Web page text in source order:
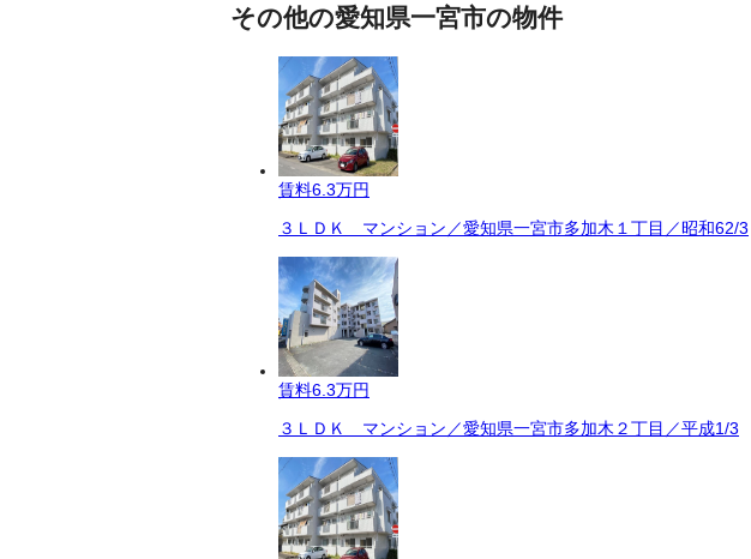
その他の愛知県一宮市の物件
賃料6.3万円
３ＬＤＫ マンション／愛知県一宮市多加木１丁目／昭和62/3
賃料6.3万円
３ＬＤＫ マンション／愛知県一宮市多加木２丁目／平成1/3